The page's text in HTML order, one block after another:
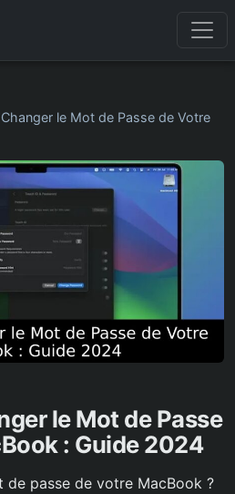
le Mot de Passe de Votre
le Mot de Passe
: Guide 2024
de passe de votre MacBook ?